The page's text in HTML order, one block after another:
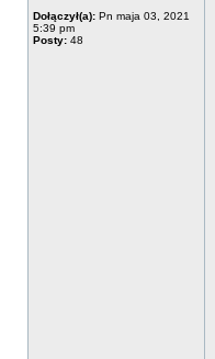
Dołączył(a): Pn maja 03, 2021
5:39 pm
Posty: 48